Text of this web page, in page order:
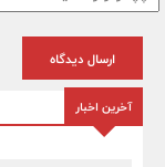
ارسال دیدگاه
آخرین اخبار